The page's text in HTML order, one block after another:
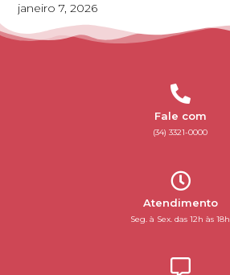
janeiro 7, 2026
Fale com
(34) 3321-0000
Atendimento
Seg. à Sex. das 12h às 18h